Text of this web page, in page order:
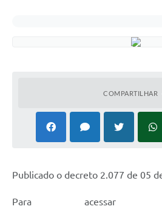
COMPARTILHAR
Publicado o decreto 2.077 de 05
Para acessar